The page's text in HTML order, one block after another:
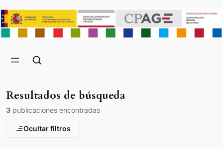
Resultados de búsqueda
3 publicaciones encontradas
Ocultar filtros